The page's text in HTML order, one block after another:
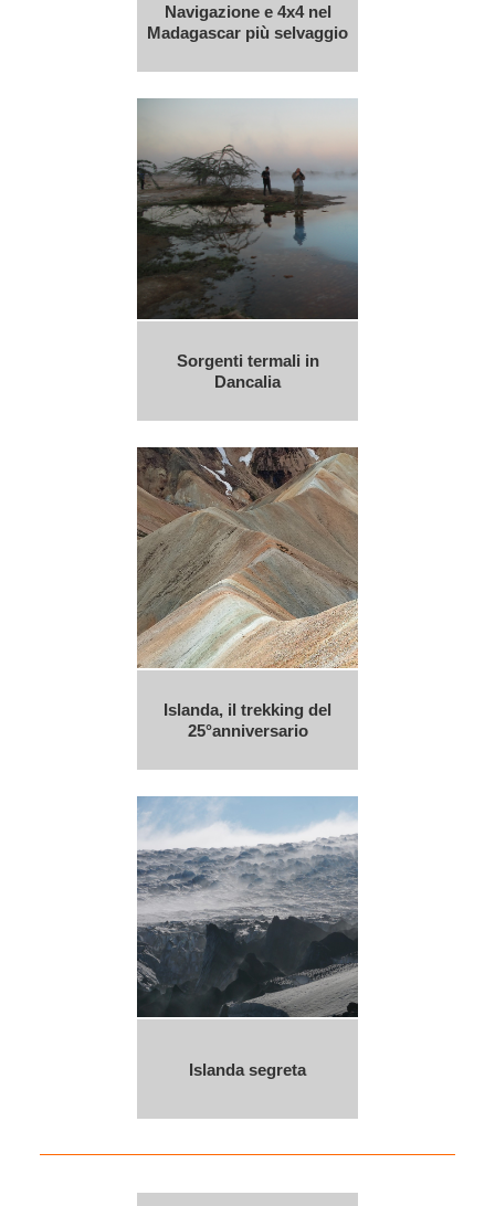
Navigazione e 4x4 nel
Madagascar più selvaggio
Sorgenti termali in
Dancalia
Islanda, il trekking del
25°anniversario
Islanda segreta